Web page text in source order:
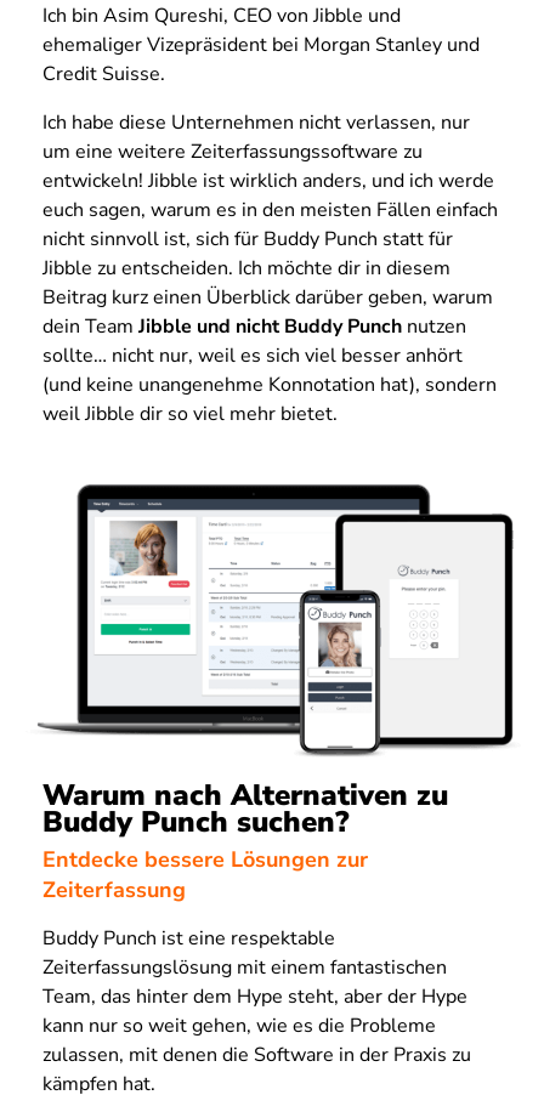
Ich bin Asim Qureshi, CEO von Jibble und
ehemaliger Vizepräsident bei Morgan Stanley und
Credit Suisse.
Ich habe diese Unternehmen nicht verlassen, nur
um eine weitere Zeiterfassungssoftware zu
entwickeln! Jibble ist wirklich anders, und ich werde
euch sagen, warum es in den meisten Fällen einfach
nicht sinnvoll ist, sich für Buddy Punch statt für
Jibble zu entscheiden. Ich möchte dir in diesem
Beitrag kurz einen Überblick darüber geben, warum
dein Team Jibble und nicht Buddy Punch nutzen
sollte… nicht nur, weil es sich viel besser anhört
(und keine unangenehme Konnotation hat), sondern
weil Jibble dir so viel mehr bietet.
Warum nach Alternativen zu
Buddy Punch suchen?
Entdecke bessere Lösungen zur
Zeiterfassung
Buddy Punch ist eine respektable
Zeiterfassungslösung mit einem fantastischen
Team, das hinter dem Hype steht, aber der Hype
kann nur so weit gehen, wie es die Probleme
zulassen, mit denen die Software in der Praxis zu
kämpfen hat.